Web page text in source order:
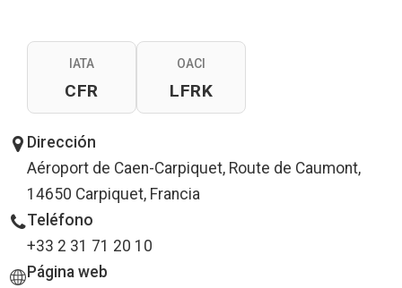
IATA
CFR
OACI
LFRK
Dirección
Aéroport de Caen-Carpiquet, Route de Caumont,
14650 Carpiquet, Francia
Teléfono
+33 2 31 71 20 10
Página web